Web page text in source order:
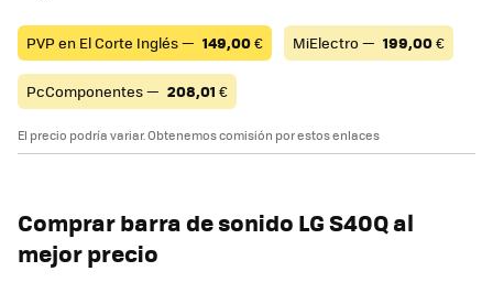
PVP en El Corte Inglés — 149,00€ MiElectro — 199,00€
PcComponentes — 208,01 €
El precio podría variar. Obtenemos comisión por estos enlaces
Comprar barra de sonido LG S40Q al
mejor precio